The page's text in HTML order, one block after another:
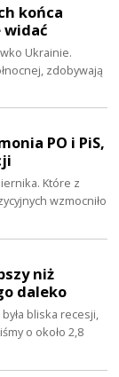
końca
widać
Ukrainie.
zdobywają
PO i PiS,
Które z
wzmocniło
niż
daleko
bliska recesji,
o około 2,8